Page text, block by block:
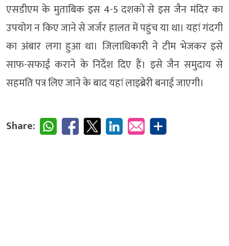
एसडीएम के मुताबिक इस 4-5 दशकों से इस जैन मंदिर का
उपयोग न किए जाने से जर्जर हालत में पहुंच या था। यहां गंदगी
का अंबार लगा हुआ था। जिलाधिकारी ने टीम भेजकर इसे
साफ-सफाई कराने के निर्देश दिए हैं। इसे जैन समुदाय से
सहमति पत्र लिए जाने के बाद यहां लाइब्रेरी बनाई जाएगी।
Share: